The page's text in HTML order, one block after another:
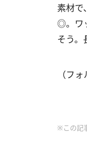
素材で
◎。ワ
そう。
（フォ
※この記